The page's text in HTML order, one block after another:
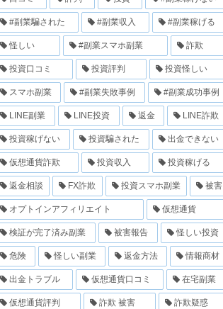
#副業騙された #副業収入 #副業稼げる
怪しい #副業スマホ副業 詐欺
投資口コミ 投資評判 投資怪しい
スマホ副業 #副業失敗事例 #副業成功事例
LINE副業 LINE投資 返金 LINE詐欺
投資稼げない 投資騙された 出金できない
仮想通貨詐欺 投資収入 投資稼げる
返金相談 FX詐欺 投資スマホ副業 被害
オプトインアフィリエイト 仮想通貨
検証が完了済み副業 被害報告 怪しい投資
危険 怪しい副業 返金方法 情報商材
出金トラブル 仮想通貨口コミ 在宅副業
仮想通貨評判 詐欺 被害 詐欺疑惑